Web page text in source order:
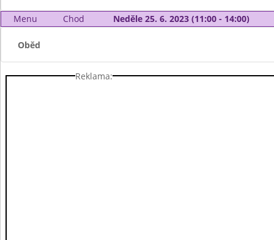
Menu Chod Neděle 25. 6. 2023 (11:00 - 14:00)
Oběd
Reklama: